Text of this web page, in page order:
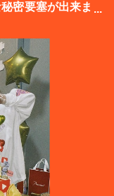
密要塞が出来まし